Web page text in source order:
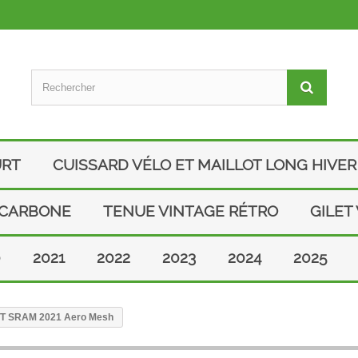
CUISSARD VÉLO ET MAILLOT LONG HIVER
TENUE VINTAGE RÉTRO GILET
2021 2022 2023 2024 2025
SRAM 2021 Aero Mesh